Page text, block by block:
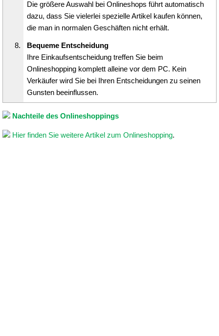
Die größere Auswahl bei Onlineshops führt automatisch
dazu, dass Sie vielerlei spezielle Artikel kaufen können,
die man in normalen Geschäften nicht erhält.
Bequeme Entscheidung
Ihre Einkaufsentscheidung treffen Sie beim
Onlineshopping komplett alleine vor dem PC. Kein
Verkäufer wird Sie bei Ihren Entscheidungen zu seinen
Gunsten beeinflussen.
Nachteile des Onlineshoppings
Hier finden Sie weitere Artikel zum Onlineshopping.